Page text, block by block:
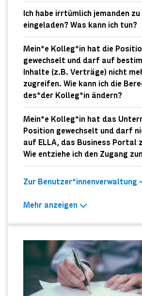
Ich habe irrtümlich jemanden zu
eingeladen? Was kann ich tun?
Mein*e Kolleg*in hat die
gewechselt und darf auf
Inhalte (z.B. Verträge) nicht
zugreifen. Wie kann ich die
des*der Kolleg*in ändern?
Mein*e Kolleg*in hat das
Position gewechselt und darf
auf ELLA, das Business Portal
Wie entziehe ich den Zugang
Zur Benutzer*innenverwaltung
Mehr anzeigen